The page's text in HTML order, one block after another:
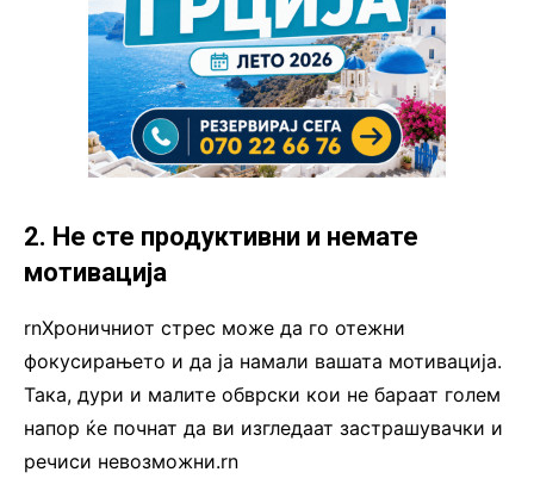
2. Не сте продуктивни и немате
мотивација
rnХроничниот стрес може да го отежни
фокусирањето и да ја намали вашата мотивација.
Така, дури и малите обврски кои не бараат голем
напор ќе почнат да ви изгледаат застрашувачки и
речиси невозможни.rn